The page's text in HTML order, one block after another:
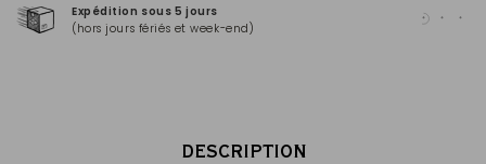
Expédition sous 5 jours
(hors jours fériés et week-end)
DESCRIPTION